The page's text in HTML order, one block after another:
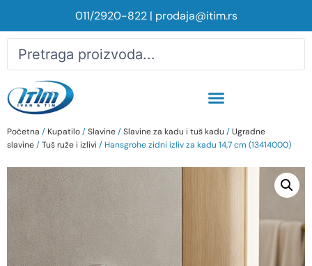
011/2920-822| prodaja@itim.rs
Početna / Kupatilo/Slavine/Slavine za kadu i tuš kadu /Ugradne
slavine/Tuš ruže i izlivi / Hansgrohe zidni izliv za kadu 14,7 cm (13414000)